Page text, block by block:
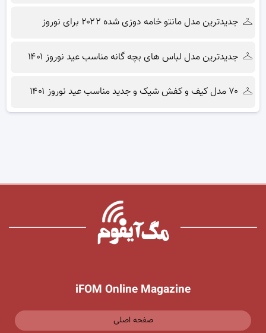
جدیدترین مدل مانتو خامه دوزی شده ۲۰۲۲ برای نوروز
جدیدترین مدل لباس های بچه گانه مناسب عید نوروز ۱۴۰۱
۷۰ مدل کیف و کفش شیک و جدید مناسب عید نوروز ۱۴۰۱
iFOM Online Magazine
صفحه اصلی